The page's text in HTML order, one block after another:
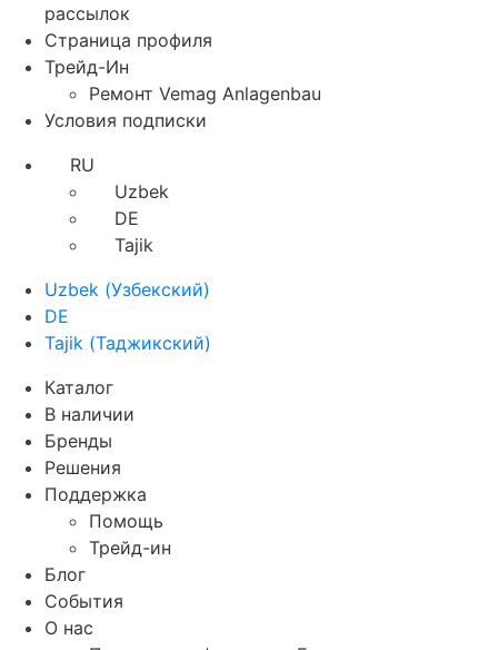
рассылок
Страница профиля
Трейд-Ин
Ремонт Vemag Anlagenbau
Условия подписки
RU
Uzbek
DE
Tajik
Uzbek (Узбекский)
DE
Tajik (Таджикский)
Каталог
В наличии
Бренды
Решения
Поддержка
Помощь
Трейд-ин
Блог
События
О нас